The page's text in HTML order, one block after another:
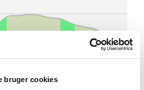
bruger cookies
(maks. 1 %)